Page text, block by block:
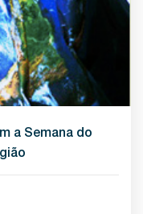
a Semana do